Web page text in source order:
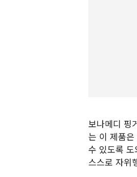
보나메디 핑
는 이 제품
수 있도록
스스로 자위